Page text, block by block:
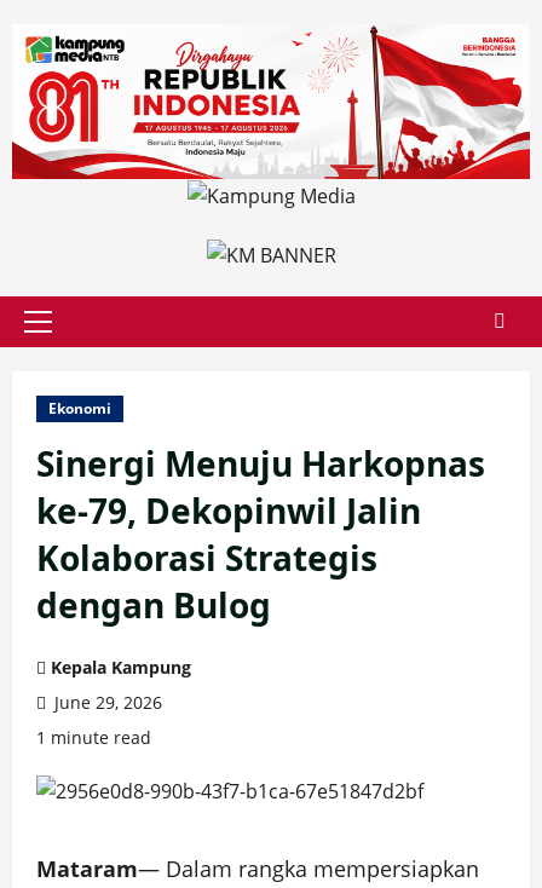
content
Primary
Ekonomi
Sinergi Menuju Harkopnas
ke-79, Dekopinwil Jalin
Kolaborasi Strategis
dengan Bulog
Kepala Kampung
June 29, 2026
1 minute read
Mataram— Dalam rangka mempersiapkan